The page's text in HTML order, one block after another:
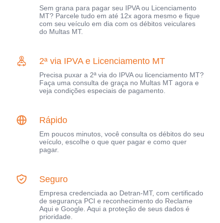
Sem grana para pagar seu IPVA ou Licenciamento
MT? Parcele tudo em até 12x agora mesmo e fique
com seu veículo em dia com os débitos veiculares
do Multas MT.
2ª via IPVA e Licenciamento MT
Precisa puxar a 2ª via do IPVA ou licenciamento MT?
Faça uma consulta de graça no Multas MT agora e
veja condições especiais de pagamento.
Rápido
Em poucos minutos, você consulta os débitos do seu
veículo, escolhe o que quer pagar e como quer
pagar.
Seguro
Empresa credenciada ao Detran-MT, com certificado
de segurança PCI e reconhecimento do Reclame
Aqui e Google. Aqui a proteção de seus dados é
prioridade.